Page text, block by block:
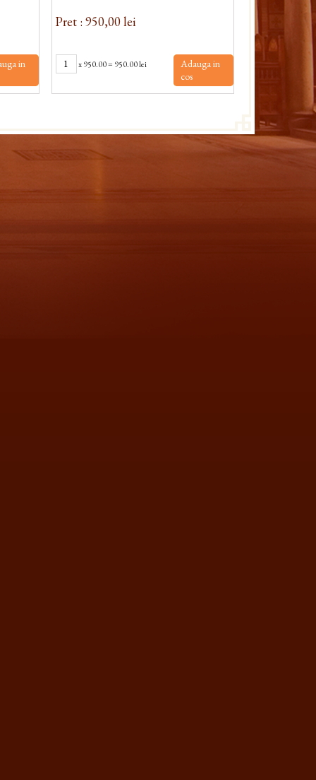
in
Pret : 950,00 lei
x950.00= 950.00 lei
Adauga in
cos
Pret :
x